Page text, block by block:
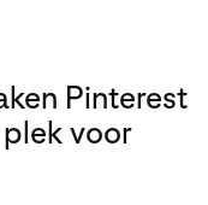
Pinterest
voor